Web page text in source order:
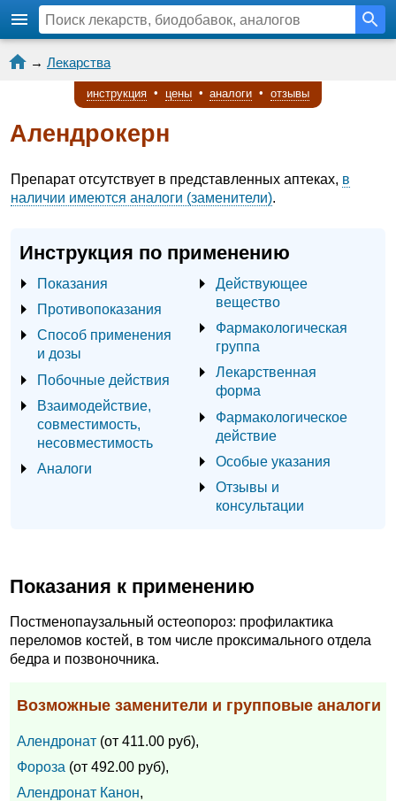
→ Лекарства
инструкция • цены • аналоги • отзывы
Алендрокерн
Препарат отсутствует в представленных аптеках, в
наличии имеются аналоги (заменители).
Инструкция по применению
Показания
Противопоказания
Способ применения
и дозы
Побочные действия
Взаимодействие,
совместимость,
несовместимость
Аналоги
Действующее
вещество
Фармакологическая
группа
Лекарственная
форма
Фармакологическое
действие
Особые указания
Отзывы и
консультации
Показания к применению
Постменопаузальный остеопороз: профилактика
переломов костей, в том числе проксимального отдела
бедра и позвоночника.
Возможные заменители и групповые аналоги
Алендронат (от 411.00 руб),
Фороза (от 492.00 руб),
Алендронат Канон,